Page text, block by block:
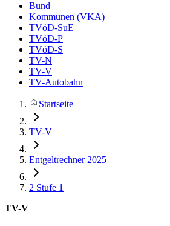
Bund
Kommunen (VKA)
TVöD-SuE
TVöD-P
TVöD-S
TV-N
TV-V
TV-Autobahn
Startseite
TV-V
Entgeltrechner 2025
2 Stufe 1
TV-V